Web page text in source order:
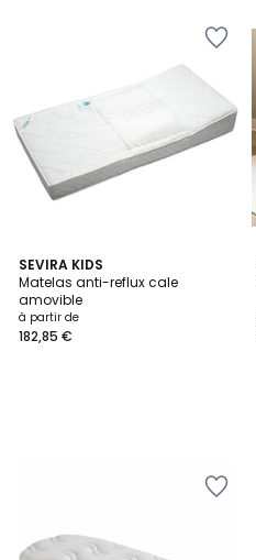
SEVIRA KIDS
Matelas anti-reflux cale
amovible
à partir de
182,85 €